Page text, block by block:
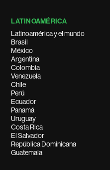
LATINOAMÉRICA
Latinoamérica y el mundo
Brasil
México
Argentina
Colombia
Venezuela
Chile
Perú
Ecuador
Panamá
Uruguay
Costa Rica
El Salvador
República Dominicana
Guatemala